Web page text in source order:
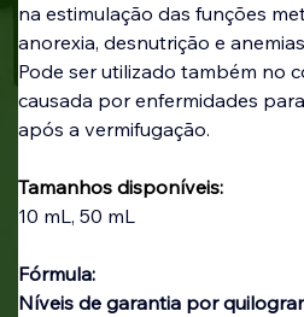
na estimulação das funções
anorexia, desnutrição e
Pode ser utilizado também no
causada por enfermidades
após a vermifugação.
Tamanhos disponíveis:
10 mL, 50 mL
Fórmula:
Níveis de garantia por